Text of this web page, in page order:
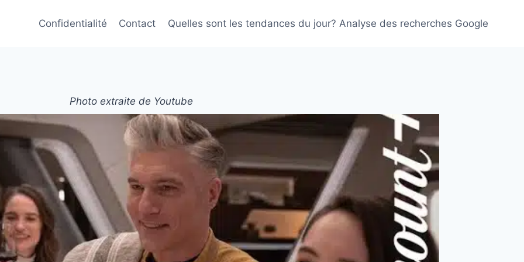
Confidentialité Contact Quelles sont les tendances du jour? Analyse des recherches Google
Photo extraite de Youtube